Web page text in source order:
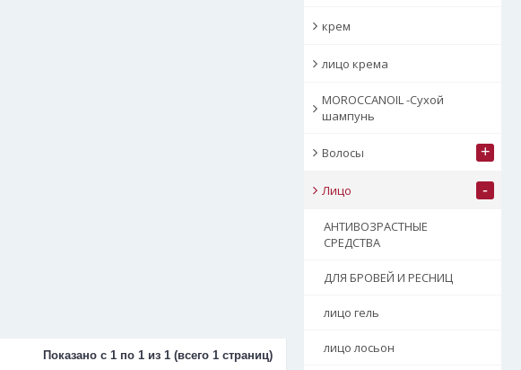
крем
лицо крема
MOROCCANOIL -Сухой
шампунь
Волосы +
Лицо -
АНТИВОЗРАСТНЫЕ
СРЕДСТВА
ДЛЯ БРОВЕЙ И РЕСНИЦ
лицо гель
лицо лосьон
Показано с 1 по 1 из 1 (всего 1 страниц)